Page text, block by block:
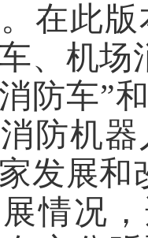
在此
、机场
防车”
防机
发展和
情况